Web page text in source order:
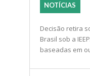
NOTÍCIAS
Decisão retira
Brasil sob a
baseadas em